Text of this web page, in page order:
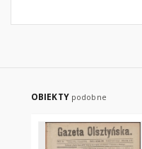
OBIEKTY podobne